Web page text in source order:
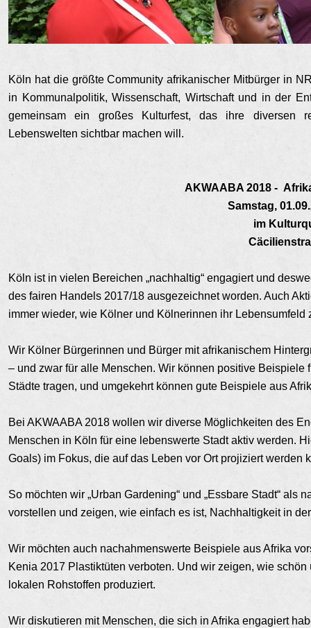
Köln hat die größte Community afrikanischer Mitbürger in
in Kommunalpolitik, Wissenschaft, Wirtschaft und in der
gemeinsam ein großes Kulturfest, das ihre diversen
Lebenswelten sichtbar machen will.
AKWAABA 2018 -
Samstag, 01.09
im
Köln ist in vielen Bereichen „nachhaltig“ engagiert und
des fairen Handels 2017/18 ausgezeichnet worden. Auch
immer wieder, wie Kölner und Kölnerinnen ihr
Wir Kölner Bürgerinnen und Bürger mit afrikanischem
– und zwar für alle Menschen. Wir können positive
Städte tragen, und umgekehrt können gute Beispiele aus
Bei AKWAABA 2018 wollen wir diverse Möglichkeiten des
Menschen in Köln für eine lebenswerte Stadt aktiv werden.
Goals) im Fokus, die auf das Leben vor Ort projiziert werden
So möchten wir „Urban Gardening“ und „Essbare Stadt“
vorstellen und zeigen, wie einfach es ist, Nachhaltigkeit in
Wir möchten auch nachahmenswerte Beispiele aus Afrika
Kenia 2017 Plastiktüten verboten. Und wir zeigen, wie
lokalen Rohstoffen produziert.
Wir diskutieren mit Menschen, die sich in Afrika engagiert